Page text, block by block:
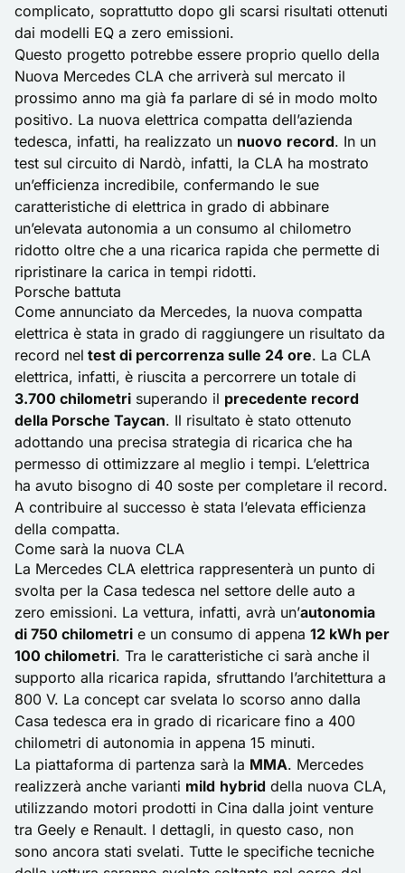
complicato, soprattutto dopo gli scarsi risultati ottenuti
dai modelli EQ a zero emissioni.
Questo progetto potrebbe essere proprio quello della
Nuova Mercedes CLA che arriverà sul mercato il
prossimo anno ma già fa parlare di sé in modo molto
positivo. La nuova elettrica compatta dell’azienda
tedesca, infatti, ha realizzato un nuovo record. In un
test sul circuito di Nardò, infatti, la CLA ha mostrato
un’efficienza incredibile, confermando le sue
caratteristiche di elettrica in grado di abbinare
un’elevata autonomia a un consumo al chilometro
ridotto oltre che a una ricarica rapida che permette di
ripristinare la carica in tempi ridotti.
Porsche battuta
Come annunciato da Mercedes, la nuova compatta
elettrica è stata in grado di raggiungere un risultato da
record nel test di percorrenza sulle 24 ore. La CLA
elettrica, infatti, è riuscita a percorrere un totale di
3.700 chilometri superando il precedente record
della Porsche Taycan. Il risultato è stato ottenuto
adottando una precisa strategia di ricarica che ha
permesso di ottimizzare al meglio i tempi. L’elettrica
ha avuto bisogno di 40 soste per completare il record.
A contribuire al successo è stata l’elevata efficienza
della compatta.
Come sarà la nuova CLA
La Mercedes CLA elettrica rappresenterà un punto di
svolta per la Casa tedesca nel settore delle auto a
zero emissioni. La vettura, infatti, avrà un’autonomia
di 750 chilometri e un consumo di appena 12 kWh per
100 chilometri. Tra le caratteristiche ci sarà anche il
supporto alla ricarica rapida, sfruttando l’architettura a
800 V. La concept car svelata lo scorso anno dalla
Casa tedesca era in grado di ricaricare fino a 400
chilometri di autonomia in appena 15 minuti.
La piattaforma di partenza sarà la MMA. Mercedes
realizzerà anche varianti mild hybrid della nuova CLA,
utilizzando motori prodotti in Cina dalla joint venture
tra Geely e Renault. I dettagli, in questo caso, non
sono ancora stati svelati. Tutte le specifiche tecniche